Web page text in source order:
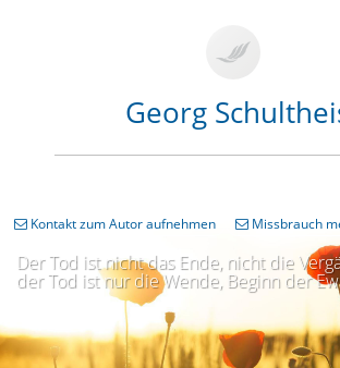
Georg
Der Tod ist nicht das Ende, nicht die
der Tod ist nur die Wende, Beginn der
Kontakt zum Autor aufnehmen Missbrauch